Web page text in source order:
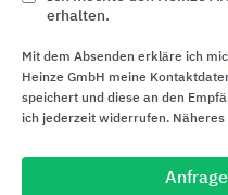
Umwelt und
Gesündere Räume
ALUJET
für gesündere
Die Produkte sind
erhalten.
Mit dem Absenden erkläre ich
Heinze GmbH meine
speichert und diese an den
ich jederzeit widerrufen.